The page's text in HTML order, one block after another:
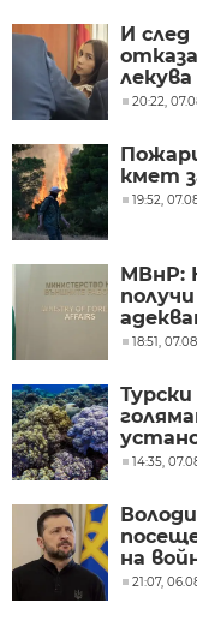
И след
20:22,
кмет
19:52,
МВнР:
18:51,
14:35,
на
21:07,